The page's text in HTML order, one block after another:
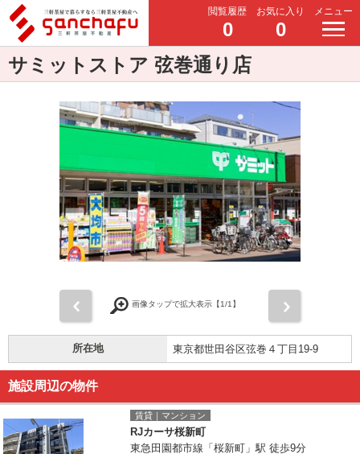
閲覧履歴
0
お気に入り
0
メニュー
サミットストア 弦巻通り店
画像タップで拡大表示【1/1】
所在地 東京都世田谷区弦巻４丁目19-9
施設周辺の物件
賃貸｜マンション
RJカーサ桜新町
東急田園都市線「桜新町」駅 徒歩9分